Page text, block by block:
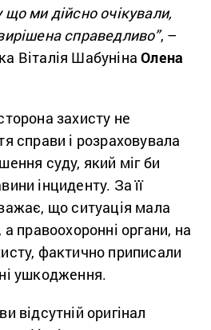
ми дійсно очікували,
справедливо”, –
Віталія ШабунінаОлена
захисту не
справи і розраховувала
суду, який міг би
інциденту. За її
що ситуація мала
а правоохоронні органи, на
фактично приписали
ушкодження.
відсутній оригінал